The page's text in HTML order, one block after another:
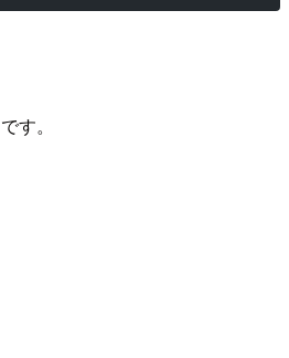
す。